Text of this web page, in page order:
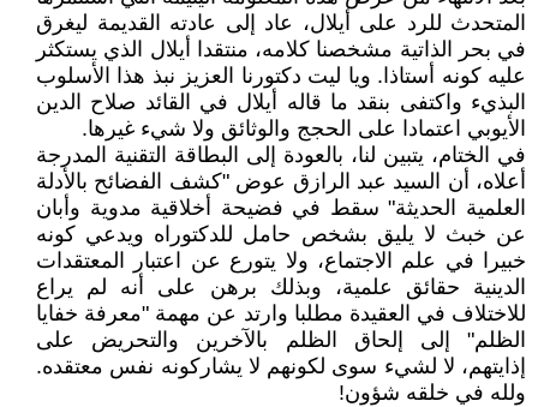
المتحدث للرد على أيلال، عاد إلى عادته القديمة ليغرق
في بحر الذاتية مشخصنا كلامه، منتقدا أيلال الذي يستكثر
عليه كونه أستاذا. ويا ليت دكتورنا العزيز نبذ هذا الأسلوب
البذيء واكتفى بنقد ما قاله أيلال في القائد صلاح الدين
الأيوبي اعتمادا على الحجج والوثائق ولا شيء غيرها.
في الختام، يتبين لنا، بالعودة إلى البطاقة التقنية المدرجة
أعلاه، أن السيد عبد الرازق عوض "كشف الفضائح بالأدلة
العلمية الحديثة" سقط في فضيحة أخلاقية مدوية وأبان
عن خبث لا يليق بشخص حامل للدكتوراه ويدعي كونه
خبيرا في علم الاجتماع، ولا يتورع عن اعتبار المعتقدات
الدينية حقائق علمية، وبذلك برهن على أنه لم يراع
للاختلاف في العقيدة مطلبا وارتد عن مهمة "معرفة خفايا
الظلم" إلى إلحاق الظلم بالآخرين والتحريض على
إذايتهم، لا لشيء سوى لكونهم لا يشاركونه نفس معتقده.
ولله في خلقه شؤون!